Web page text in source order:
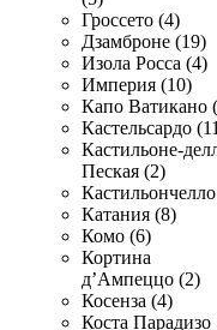
Гроссето (4)
Дзамброне (19)
Изола Росса (4)
Империя (10)
Капо Ватикано
Кастельсардо
Кастильоне-
Пеская (2)
Катания (8)
Комо (6)
Кортина
д’Ампеццо (2)
Косенза (4)
Коста Парадизо